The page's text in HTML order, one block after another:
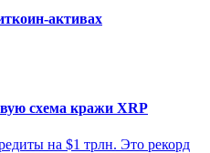
активах
схема кражи XRP
на $1 трлн. Это рекорд